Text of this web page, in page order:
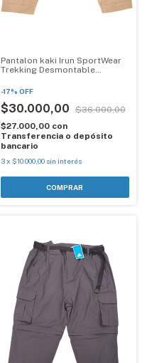
Pantalon kaki Irun SportWear
Trekking Desmontable
-17% OFF
$30.000,00
$36.000,00
$27.000,00 con
Transferencia o depósito
bancario
3 x $10.000,00 sin interés
COMPRAR